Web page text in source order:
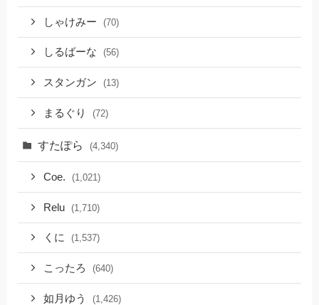
しゃけみー (70)
しるばーな (56)
スタンガン (13)
まるぐり (72)
すたぽら (4,340)
Coe. (1,021)
Relu (1,710)
くに (1,537)
こったろ (640)
如月ゆう (1,426)